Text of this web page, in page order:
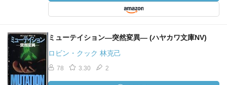
ミューテイション―突然変異― (ハヤカワ文庫NV)
ロビン・クック 林克己
78 3.30 2